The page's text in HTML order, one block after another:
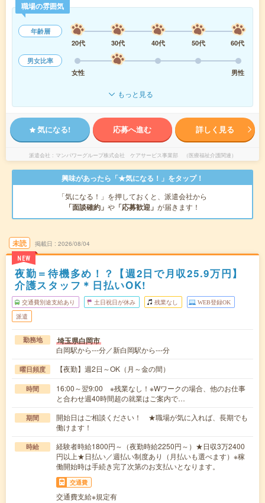
職場の雰囲気
年齢層
20代
30代 40代 50代
60代
男女比率
女性
男性
もっと見る
気になる! 応募へ進む 詳しく見る
派遣会社 マンパワーグループ株式会社 ケアサービス事業部 （医療福祉介護関連）
興味があったら「★気になる！」をタップ！
「気になる！」を押しておくと、派遣会社から
「面談確約」 や 「応募歓迎」 が届きます！
未読
NEW
掲載日 2026/08/04
夜勤＝待機多め！？【週2日で月収25.9万円】
介護スタッフ＊日払いOK!
交通費別途支給あり 土日祝日が休み 残業なし WEB登録OK
派遣
勤務地 埼玉県白岡市
白岡駅から---分／新白岡駅から---分
曜日頻度 【夜勤】週2日～OK（月～金の間）
時間
16:00～翌9:00 ※残業なし！※Wワークの場合、他のお仕事
と合わせ週40時間超の就業はご案内で…
期間
開始日はご相談ください！ ★職場が気に入れば、長期でも
働けます！
時給
経験者時給1800円～（夜勤時給2250円～）★日収3万2400
円以上★日払い／週払い制度あり（月払いも選べます）※稼
働開始時は手続き完了次第のお支払いとなります。
交通費
交通費支給※規定有